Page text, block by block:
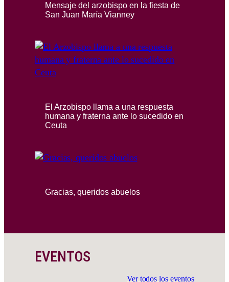
Mensaje del arzobispo en la fiesta de
San Juan María Vianney
El Arzobispo llama a una respuesta
humana y fraterna ante lo sucedido en
Ceuta
Gracias, queridos abuelos
EVENTOS
Ver todos los eventos